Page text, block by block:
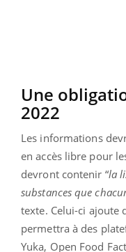
Une
2022
Les informations
en accès libre pour
devront contenir “la
substances que
texte. Celui-ci ajoute
permettra à des
Yuka, Open Food